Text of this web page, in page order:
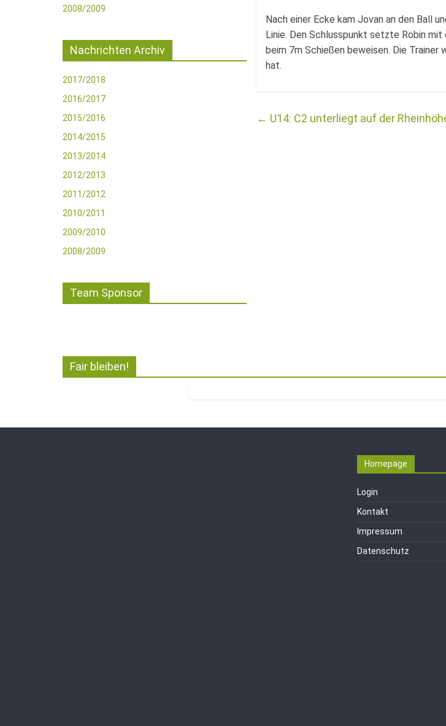
Nach einer Ecke kam Jovan an den Ball
Linie. Den Schlusspunkt setzte Robin
beim 7m Schießen beweisen. Die
hat.
← U14: C2 unterliegt auf der
2008/2009
Nachrichten Archiv
2017/2018
2016/2017
2015/2016
2014/2015
2013/2014
2012/2013
2011/2012
2010/2011
2009/2010
2008/2009
Team Sponsor
Fair bleiben!
Homepage
Login
Kontakt
Impressum
Datenschutz